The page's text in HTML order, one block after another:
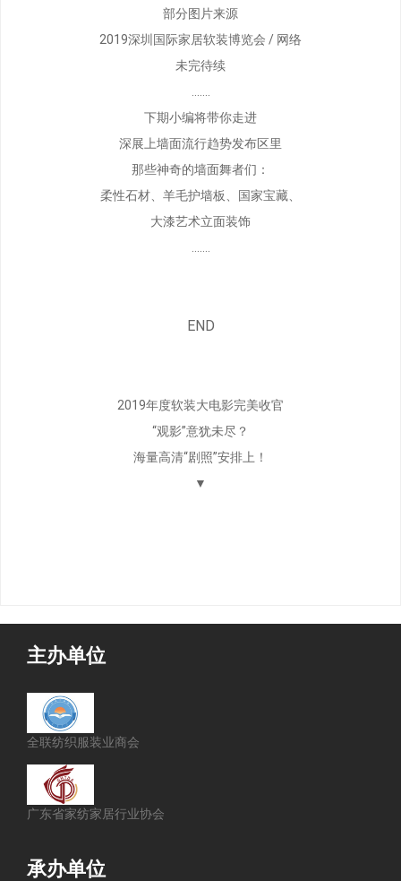
部分图片来源
2019深圳国际家居软装博览会 / 网络
未完待续
下期小编将带你走进
深展上墙面流行趋势发布区里
那些神奇的墙面舞者们：
柔性石材、羊毛护墙板、国家宝藏、
大漆艺术立面装饰
END
2019年度软装大电影完美收官
“观影”意犹未尽？
海量高清“剧照”安排上！
▼
主办单位
全联纺织服装业商会
广东省家纺家居行业协会
承办单位